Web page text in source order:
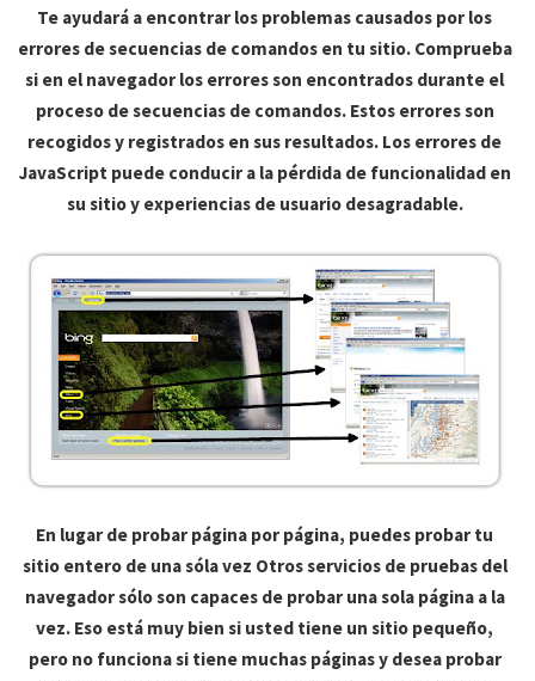
Te ayudará a encontrar los problemas causados por los
errores de secuencias de comandos en tu sitio. Comprueba
si en el navegador los errores son encontrados durante el
proceso de secuencias de comandos. Estos errores son
recogidos y registrados en sus resultados. Los errores de
JavaScript puede conducir a la pérdida de funcionalidad en
su sitio y experiencias de usuario desagradable.
En lugar de probar página por página, puedes probar tu
sitio entero de una sóla vez Otros servicios de pruebas del
navegador sólo son capaces de probar una sola página a la
vez. Eso está muy bien si usted tiene un sitio pequeño,
pero no funciona si tiene muchas páginas y desea probar